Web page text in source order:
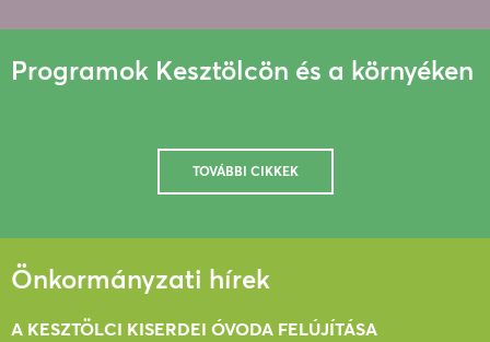
Programok Kesztölcön és a környéken
TOVÁBBI CIKKEK
Önkormányzati hírek
A KESZTÖLCI KISERDEI ÓVODA FELÚJÍTÁSA